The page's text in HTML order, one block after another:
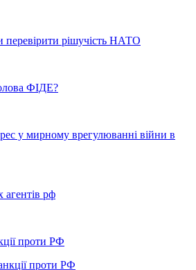
перевірити рішучість НАТО
ФІДЕ?
у мирному врегулюванні війни в
рф
проти РФ